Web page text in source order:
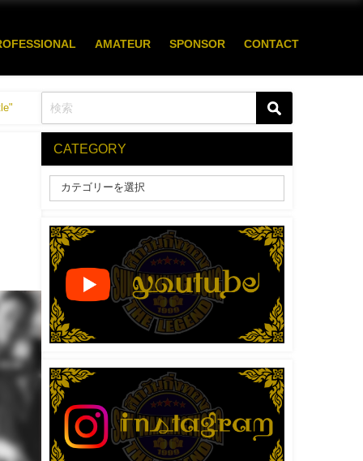
AMATEUR SPONSOR CONTACT
CATEGORY